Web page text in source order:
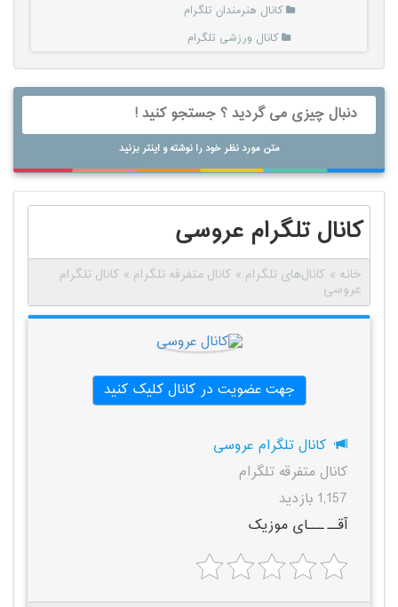
کانال هنرمندان تلگرام
کانال ورزشی تلگرام
متن مورد نظر خود را نوشته و اینتر بزنید
کانال تلگرام عروسی
خانه » کانال‌های تلگرام » کانال متفرقه تلگرام » کانال تلگرام
عروسی
جهت عضویت در کانال کلیک کنید
کانال تلگرام عروسی
کانال متفرقه تلگرام
1,157 بازدید
آقــ ـــای موزیک